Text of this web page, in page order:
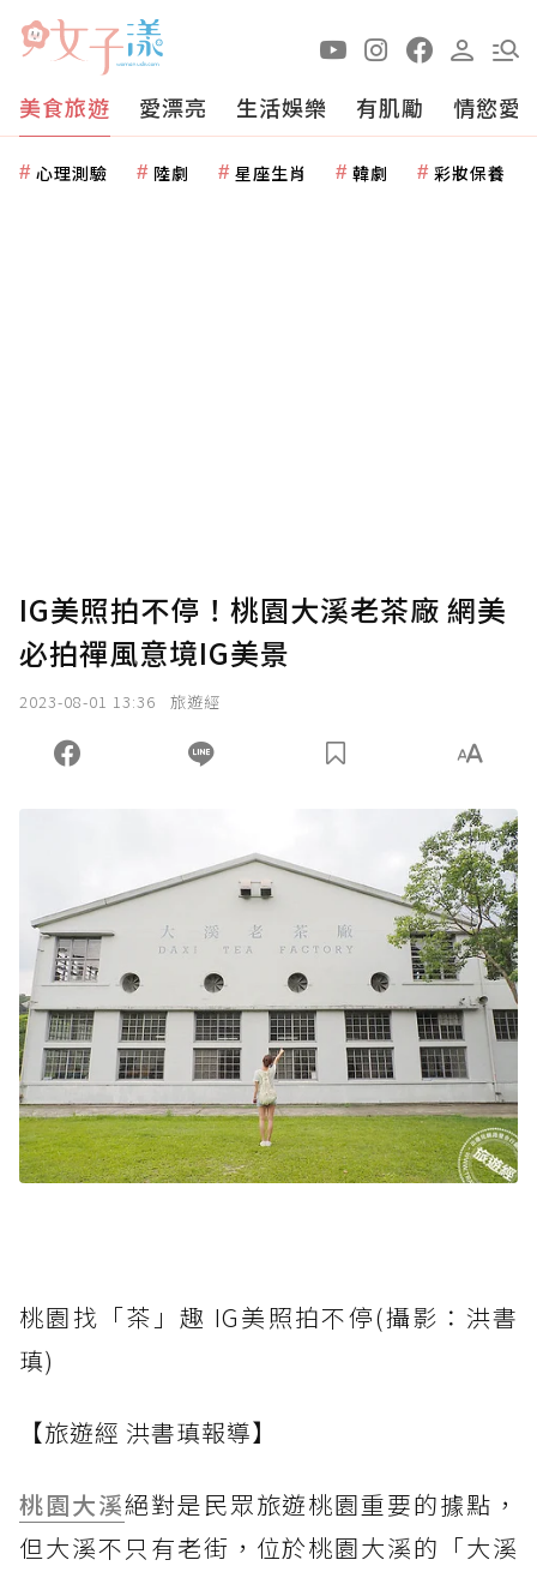
美食旅遊 愛漂亮 生活娛樂 有肌勵 情慾愛
心理測驗 陸劇 星座生肖 韓劇 彩妝保養
IG美照拍不停！桃園大溪老茶廠 網美
必拍禪風意境IG美景
2023-08-01 13:36 旅遊經
桃園找「茶」趣 IG美照拍不停(攝影：洪書
瑱)
【旅遊經 洪書瑱報導】
桃園大溪絕對是民眾旅遊桃園重要的據點，
但大溪不只有老街，位於桃園大溪的「大溪